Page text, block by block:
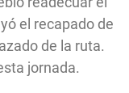
el recapado de
de la ruta.
jornada.